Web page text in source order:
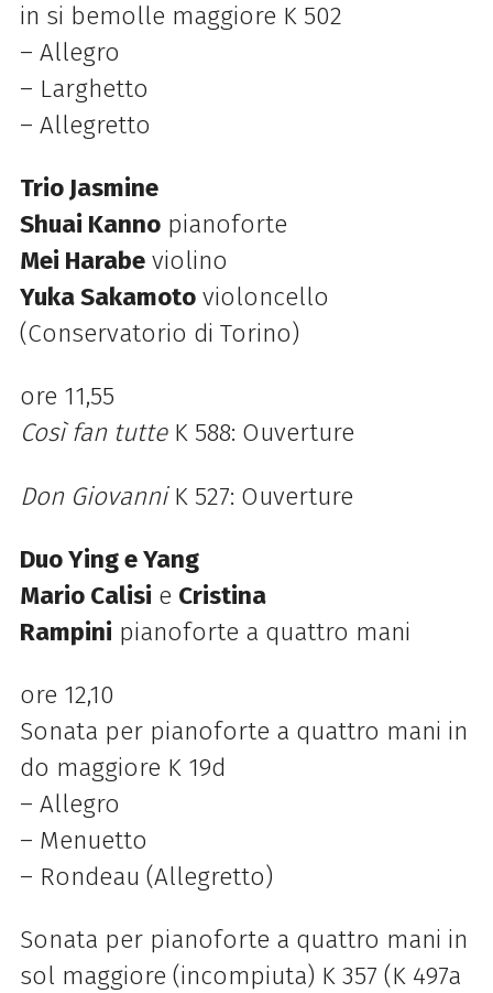
in si bemolle maggiore K 502
– Allegro
– Larghetto
– Allegretto
Trio Jasmine
Shuai Kanno pianoforte
Mei Harabe violino
Yuka Sakamoto violoncello
(Conservatorio di Torino)
ore 11,55
Così fan tutteK 588: Ouverture
Don GiovanniK 527: Ouverture
Duo Ying e Yang
Mario Calisi e Cristina
Rampini pianoforte a quattro mani
ore 12,10
Sonata per pianoforte a quattro mani in
do maggiore K 19d
– Allegro
– Menuetto
– Rondeau (Allegretto)
Sonata per pianoforte a quattro mani in
sol maggiore (incompiuta) K 357 (K 497a